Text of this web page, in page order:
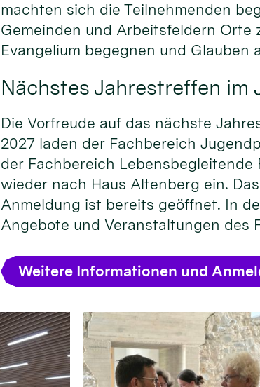
machten sich die Teilnehmenden
Gemeinden und Arbeitsfeldern Orte
Evangelium begegnen und
Nächstes Jahrestreffen im
Die Vorfreude auf das nächste
2027 laden der Fachbereich
der Fachbereich
wieder nach Haus Altenberg ein.
Anmeldung ist bereits geöffnet. In
Angebote und Veranstaltungen des
Weitere Informationen und